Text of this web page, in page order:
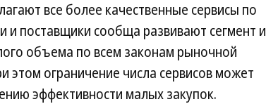
все более качественные сервисы по
и поставщики сообща развивают сегмент и
объема по всем законам рыночной
ограничение числа сервисов может
эффективности малых закупок.